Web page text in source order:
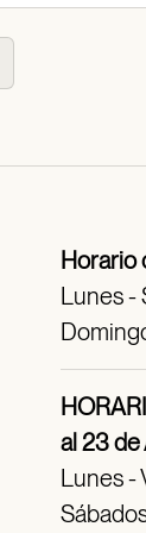
Horario
Lunes -
al 23 de
Lunes -